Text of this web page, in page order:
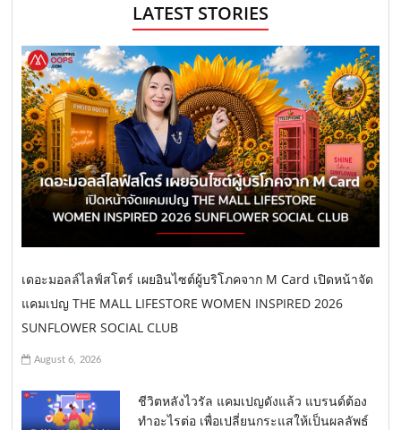
LATEST STORIES
เดอะมอลล์ไลฟ์สโตร์ เผยอินไซต์ผู้บริโภคจาก M Card เปิดหน้าจัด
แคมเปญ THE MALL LIFESTORE WOMEN INSPIRED 2026
SUNFLOWER SOCIAL CLUB
August 6, 2026
ชีวิตหลังไวรัล แคมเปญดังแล้ว แบรนด์ต้อง
ทำอะไรต่อ เพื่อเปลี่ยนกระแสให้เป็นผลลัพธ์